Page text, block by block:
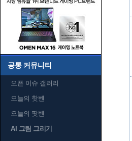
공통 커뮤니티
오픈 이슈 갤러리
오늘의 핫벤
오늘의 팟벤
AI 그림 그리기